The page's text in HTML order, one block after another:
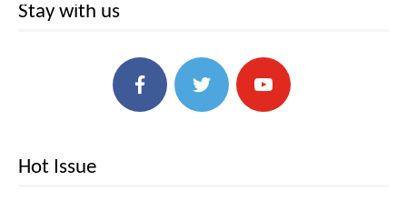
Stay with us
Hot Issue